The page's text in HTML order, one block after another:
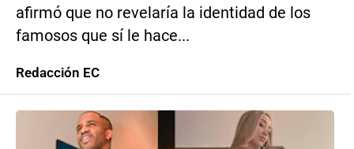
afirmó que no revelaría la identidad de los
famosos que sí le hace...
Redacción EC